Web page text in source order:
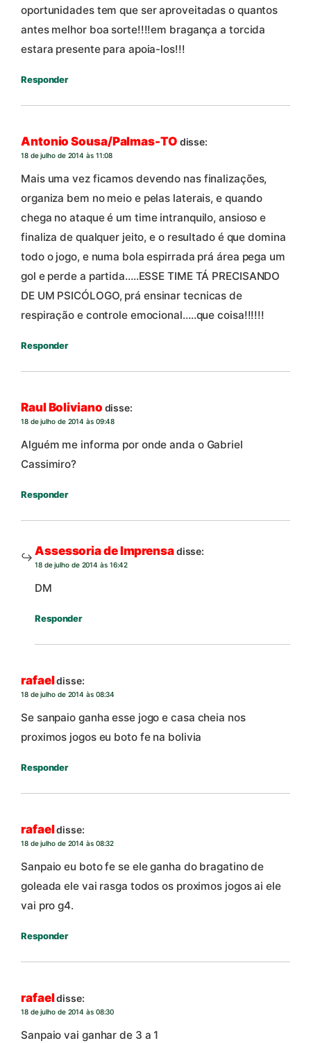
oportunidades tem que ser aproveitadas o quantos
antes melhor boa sorte!!!!em bragança a torcida
estara presente para apoia-los!!!
Responder
Antonio Sousa/Palmas-TO disse:
18 de julho de 2014 às 11:08
Mais uma vez ficamos devendo nas finalizações,
organiza bem no meio e pelas laterais, e quando
chega no ataque é um time intranquilo, ansioso e
finaliza de qualquer jeito, e o resultado é que domina
todo o jogo, e numa bola espirrada prá área pega um
gol e perde a partida…..ESSE TIME TÁ PRECISANDO
DE UM PSICÓLOGO, prá ensinar tecnicas de
respiração e controle emocional…..que coisa!!!!!!
Responder
Raul Boliviano disse:
18 de julho de 2014 às 09:48
Alguém me informa por onde anda o Gabriel
Cassimiro?
Responder
Assessoria de Imprensadisse:
18 de julho de 2014 às 16:42
DM
Responder
rafaeldisse:
18 de julho de 2014 às 08:34
Se sanpaio ganha esse jogo e casa cheia nos
proximos jogos eu boto fe na bolivia
Responder
rafaeldisse:
18 de julho de 2014 às 08:32
Sanpaio eu boto fe se ele ganha do bragatino de
goleada ele vai rasga todos os proximos jogos ai ele
vai pro g4.
Responder
rafaeldisse:
18 de julho de 2014 às 08:30
Sanpaio vai ganhar de 3 a 1